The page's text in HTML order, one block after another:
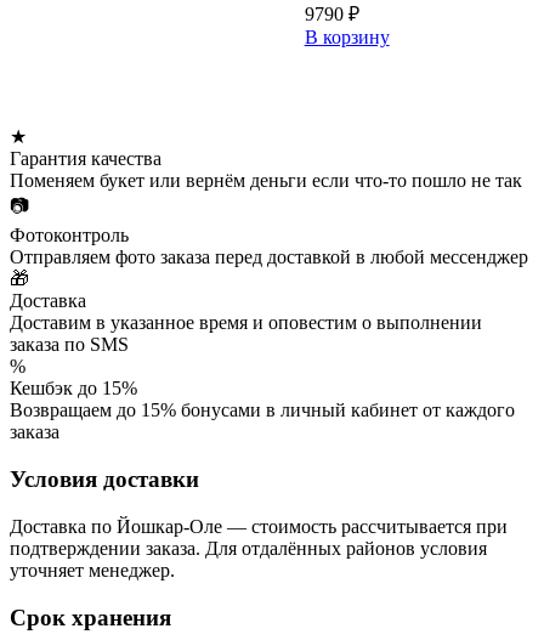
9790 ₽
В корзину
★
Гарантия качества
Поменяем букет или вернём деньги если что-то пошло не так
📷
Фотоконтроль
Отправляем фото заказа перед доставкой в любой мессенджер
🎁
Доставка
Доставим в указанное время и оповестим о выполнении
заказа по SMS
%
Кешбэк до 15%
Возвращаем до 15% бонусами в личный кабинет от каждого
заказа
Условия доставки
Доставка по Йошкар-Оле — стоимость рассчитывается при
подтверждении заказа. Для отдалённых районов условия
уточняет менеджер.
Срок хранения